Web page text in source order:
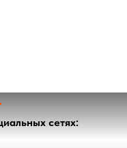
сетях: